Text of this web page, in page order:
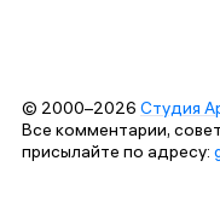
© 2000–2026 Студия
Все комментарии,
присылайте по адресу: